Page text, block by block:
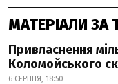
МАТЕРІАЛИ
Привласнення
Коломойського
6 СЕРПНЯ, 18:50